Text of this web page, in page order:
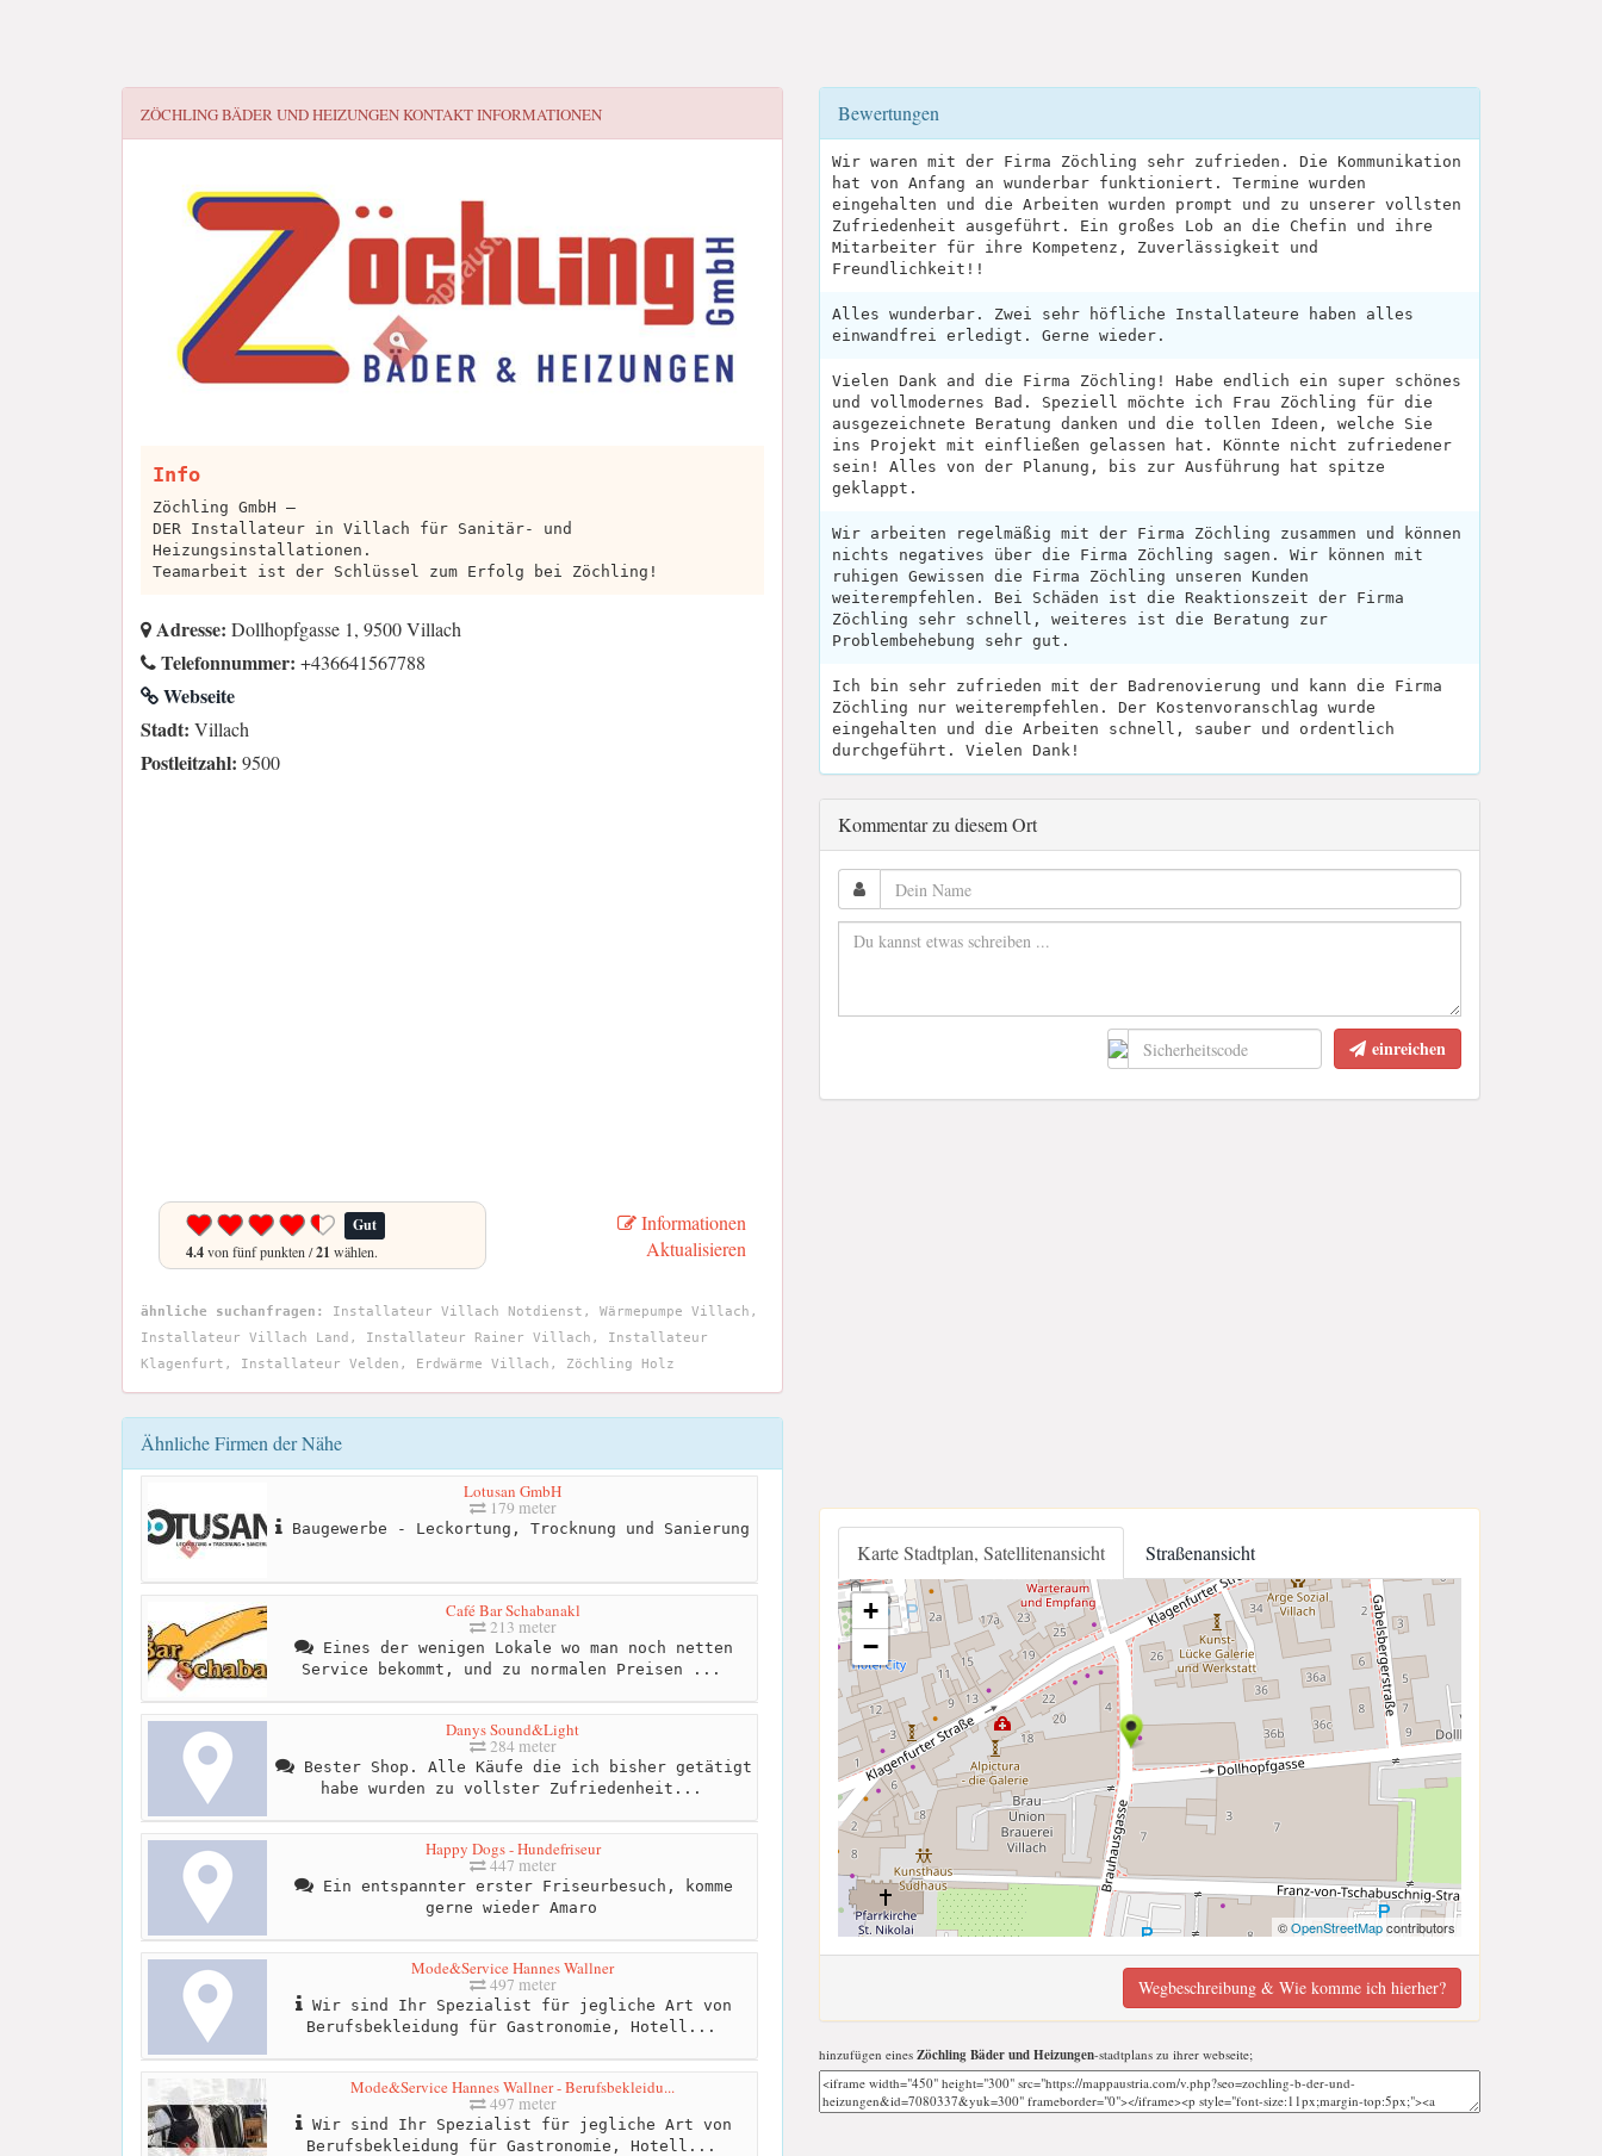
ZÖCHLING BÄDER UND HEIZUNGENKONTAKT INFORMATIONEN
Info
Zöchling GmbH –
DER Installateur in Villach für Sanitär- und
Heizungsinstallationen.
Teamarbeit ist der Schlüssel zum Erfolg bei Zöchling!
Adresse: Dollhopfgasse 1, 9500 Villach
Telefonnummer: +436641567788
Webseite
Stadt: Villach
Postleitzahl: 9500
Gut
4.4von fünf punkten /21 wählen.
Informationen
Aktualisieren
ähnliche suchanfragen:
Installateur Villach Notdienst, Wärmepumpe Villach,
Installateur Villach Land, Installateur Rainer Villach, Installateur
Klagenfurt, Installateur Velden, Erdwärme Villach, Zöchling Holz
Ähnliche Firmen der Nähe
Lotusan GmbH
179 meter
Baugewerbe - Leckortung, Trocknung und Sanierung
Café Bar Schabanakl
213 meter
Eines der wenigen Lokale wo man noch netten
Service bekommt, und zu normalen Preisen ...
Danys Sound&Light
284 meter
Bester Shop. Alle Käufe die ich bisher getätigt
habe wurden zu vollster Zufriedenheit...
Happy Dogs - Hundefriseur
447 meter
Ein entspannter erster Friseurbesuch, komme
gerne wieder Amaro
Mode&Service Hannes Wallner
497 meter
Wir sind Ihr Spezialist für jegliche Art von
Berufsbekleidung für Gastronomie, Hotell...
Mode&Service Hannes Wallner - Berufsbekleidu...
497 meter
Wir sind Ihr Spezialist für jegliche Art von
Berufsbekleidung für Gastronomie, Hotell...
Bewertungen
Wir waren mit der Firma Zöchling sehr zufrieden. Die Kommunikation
hat von Anfang an wunderbar funktioniert. Termine wurden
eingehalten und die Arbeiten wurden prompt und zu unserer vollsten
Zufriedenheit ausgeführt. Ein großes Lob an die Chefin und ihre
Mitarbeiter für ihre Kompetenz, Zuverlässigkeit und
Freundlichkeit!!
Alles wunderbar. Zwei sehr höfliche Installateure haben alles
einwandfrei erledigt. Gerne wieder.
Vielen Dank and die Firma Zöchling! Habe endlich ein super schönes
und vollmodernes Bad. Speziell möchte ich Frau Zöchling für die
ausgezeichnete Beratung danken und die tollen Ideen, welche Sie
ins Projekt mit einfließen gelassen hat. Könnte nicht zufriedener
sein! Alles von der Planung, bis zur Ausführung hat spitze
geklappt.
Wir arbeiten regelmäßig mit der Firma Zöchling zusammen und können
nichts negatives über die Firma Zöchling sagen. Wir können mit
ruhigen Gewissen die Firma Zöchling unseren Kunden
weiterempfehlen. Bei Schäden ist die Reaktionszeit der Firma
Zöchling sehr schnell, weiteres ist die Beratung zur
Problembehebung sehr gut.
Ich bin sehr zufrieden mit der Badrenovierung und kann die Firma
Zöchling nur weiterempfehlen. Der Kostenvoranschlag wurde
eingehalten und die Arbeiten schnell, sauber und ordentlich
durchgeführt. Vielen Dank!
Kommentar zu diesem Ort
einreichen
Karte Stadtplan, Satellitenansicht Straßenansicht
+
−
©OpenStreetMapcontributors
Wegbeschreibung & Wie komme ich hierher?
hinzufügen eines Zöchling Bäder und Heizungen-stadtplans zu ihrer webseite;